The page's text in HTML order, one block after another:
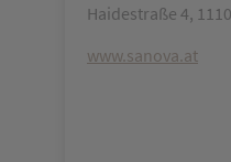
Haidestraße 4,
www.sanova.at